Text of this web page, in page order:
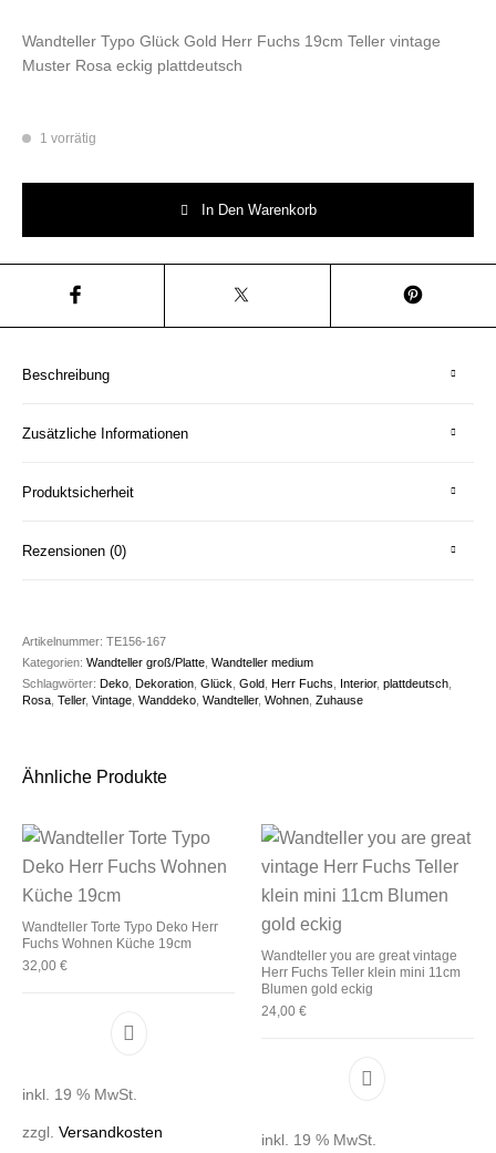
Wandteller Typo Glück Gold Herr Fuchs 19cm Teller vintage
Muster Rosa eckig plattdeutsch
1 vorrätig
In Den Warenkorb
Beschreibung
Zusätzliche Informationen
Produktsicherheit
Rezensionen (0)
Artikelnummer:TE156-167
Kategorien:Wandteller groß/Platte ,Wandteller medium
Schlagwörter:Deko ,Dekoration ,Glück ,Gold ,Herr Fuchs Interior,plattdeutsch
Rosa ,Teller,Vintage ,Wanddeko ,Wandteller,Wohnen ,Zuhause
Ähnliche Produkte
Wandteller Torte Typo Deko Herr
Fuchs Wohnen Küche 19cm
32,00€
inkl. 19 % MwSt.
zzgl.Versandkosten
Wandteller you are great vintage
Herr Fuchs Teller klein mini 11cm
Blumen gold eckig
24,00 €
inkl. 19 % MwSt.